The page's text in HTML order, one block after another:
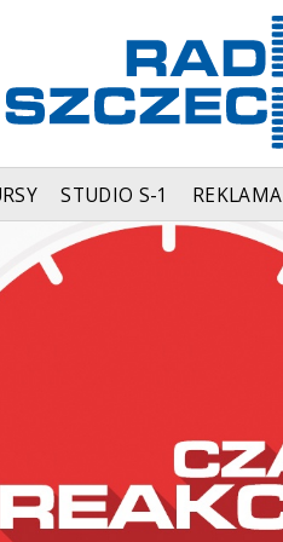
STUDIO S-1 REKLAMA